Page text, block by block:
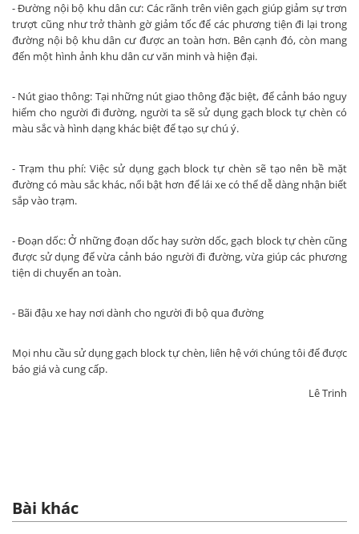
- Đường nội bộ khu dân cư: Các rãnh trên viên gạch giúp giảm sự trơn
trượt cũng như trở thành gờ giảm tốc để các phương tiện đi lại trong
đường nội bộ khu dân cư được an toàn hơn. Bên cạnh đó, còn mang
đến một hình ảnh khu dân cư văn minh và hiện đại.
- Nút giao thông: Tại những nút giao thông đặc biệt, để cảnh báo nguy
hiểm cho người đi đường, người ta sẽ sử dụng gạch block tự chèn có
màu sắc và hình dạng khác biệt để tạo sự chú ý.
- Trạm thu phí: Việc sử dụng gạch block tự chèn sẽ tạo nên bề mặt
đường có màu sắc khác, nổi bật hơn để lái xe có thể dễ dàng nhận biết
sắp vào trạm.
- Đoạn dốc: Ở những đoạn dốc hay sườn dốc, gạch block tự chèn cũng
được sử dụng để vừa cảnh báo người đi đường, vừa giúp các phương
tiện di chuyển an toàn.
- Bãi đậu xe hay nơi dành cho người đi bộ qua đường
Mọi nhu cầu sử dụng gạch block tự chèn, liên hệ với chúng tôi để được
báo giá và cung cấp.
Lê Trinh
Bài khác